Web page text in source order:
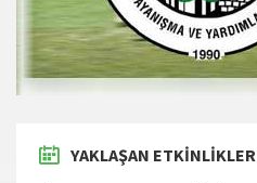
YAKLAŞAN ETKINLIKLER